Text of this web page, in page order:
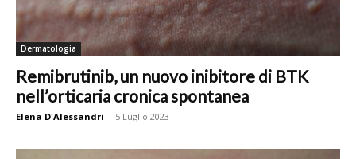
Dermatologia
Remibrutinib, un nuovo inibitore di BTK
nell’orticaria cronica spontanea
Elena D'Alessandri - 5 Luglio 2023